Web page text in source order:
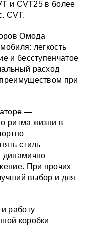
и CVT25 в более
CVT.
Омода
легкость
и бесступенчатое
расход
при
—
ритма жизни в
стиль
динамично
При прочих
выбор и для
работу
коробки